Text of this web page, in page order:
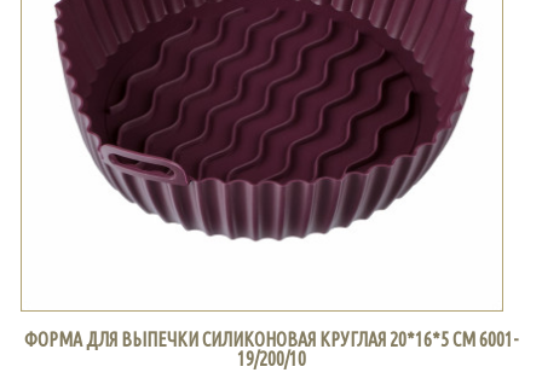
ФОРМА ДЛЯ ВЫПЕЧКИ СИЛИКОНОВАЯ КРУГЛАЯ 20*16*5 СМ 6001-
19/200/10